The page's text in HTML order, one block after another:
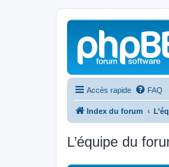
Accès rapide FAQ
Index du forum
L’équipe du